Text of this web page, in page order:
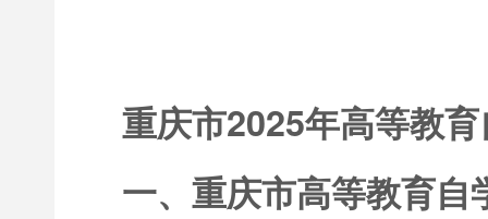
重庆市2025年高等教
一、重庆市高等教育